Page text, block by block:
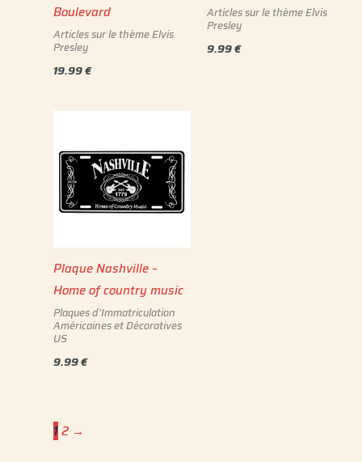
Boulevard
Articles sur le thème Elvis
Presley
19.99€
Articles sur le thème Elvis
Presley
9.99€
Plaque Nashville –
Home of country music
Plaques d'Immatriculation
Américaines et Décoratives
US
9.99€
12 →